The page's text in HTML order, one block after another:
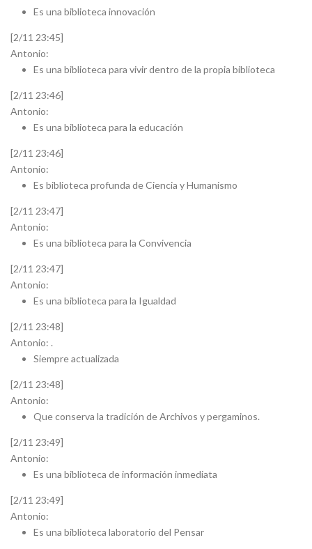
Es una biblioteca innovación
[2/11 23:45]
Antonio:
Es una biblioteca para vivir dentro de la propia biblioteca
[2/11 23:46]
Antonio:
Es una biblioteca para la educación
[2/11 23:46]
Antonio:
Es biblioteca profunda de Ciencia y Humanismo
[2/11 23:47]
Antonio:
Es una biblioteca para la Convivencia
[2/11 23:47]
Antonio:
Es una biblioteca para la Igualdad
[2/11 23:48]
Antonio: .
Siempre actualizada
[2/11 23:48]
Antonio:
Que conserva la tradición de Archivos y pergaminos.
[2/11 23:49]
Antonio:
Es una biblioteca de información inmediata
[2/11 23:49]
Antonio:
Es una biblioteca laboratorio del Pensar